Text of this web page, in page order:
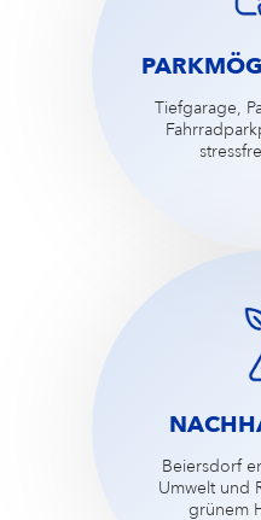
Tiefgarage,
Beiersdorf
Umwelt und
grünem